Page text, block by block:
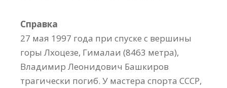
Справка
27 мая 1997 года при спуске с вершины
горы Лхоцезе, Гималаи (8463 метра),
Владимир Леонидович Башкиров
трагически погиб. У мастера спорта СССР,